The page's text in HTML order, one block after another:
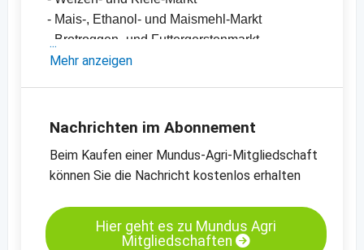
- Mais-, Ethanol- und Maismehl-Markt
- Brotroggen- und Futtergerstenmarkt
- Einschätzungen und Meinungen des
- Preischarts, Erntebilanzen und Import- und
- Preischats zu verschiedenen Kassamärkten
Kassamarkt - B-Weizen - Hamburg
Mehr anzeigen
Nachrichten im Abonnement
Beim Kaufen einer Mundus-Agri-Mitgliedschaft
können Sie die Nachricht kostenlos erhalten
Hier geht es zu Mundus Agri
Mitgliedschaften